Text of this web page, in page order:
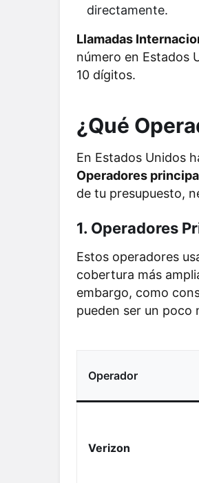
directamente.
Llamadas
número en Estados
10 dígitos.
¿Qué
En Estados Unidos
Operadores
de tu presupuesto,
1. Operadores
Estos operadores
cobertura más
embargo, como
pueden ser un poco
Operador
Verizon